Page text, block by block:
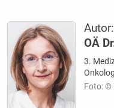
Autor:
OÄ
3.
Foto: ©